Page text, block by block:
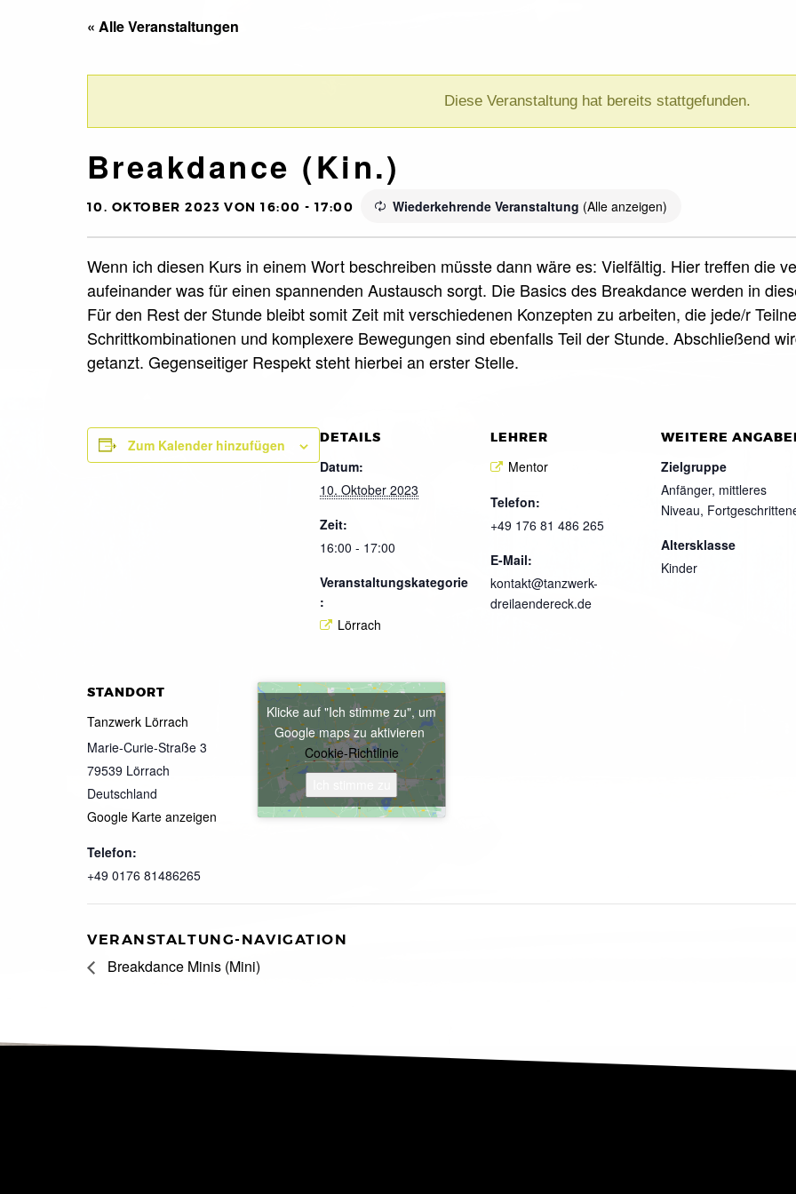
« Alle Veranstaltungen
Diese Veranstaltung hat bereits stattgefunden.
Breakdance (Kin.)
10. OKTOBER 2023 VON 16:00 - 17:00 Wiederkehrende Veranstaltung (Alle anzeigen)
Wenn ich diesen Kurs in einem Wort beschreiben müsste dann wäre es: Vielfältig. Hier treffen die
aufeinander was für einen spannenden Austausch sorgt. Die Basics des Breakdance werden in
Für den Rest der Stunde bleibt somit Zeit mit verschiedenen Konzepten zu arbeiten, die jede/r
Schrittkombinationen und komplexere Bewegungen sind ebenfalls Teil der Stunde. Abschließend
getanzt. Gegenseitiger Respekt steht hierbei an erster Stelle.
Zum Kalender hinzufügen DETAILS
Datum:
10. Oktober 2023
Zeit:
16:00 - 17:00
Veranstaltungskategorie
:
Lörrach
LEHRER
Mentor
Telefon:
+49 176 81 486 265
E-Mail:
kontakt@tanzwerk-
dreilaendereck.de
WEITERE
Zielgruppe
Anfänger, mittleres
Niveau,
Altersklasse
Kinder
STANDORT
Tanzwerk Lörrach
Marie-Curie-Straße 3
79539 Lörrach
Deutschland
Google Karte anzeigen
Telefon:
+49 0176 81486265
Klicke auf "Ich stimme zu", um
Google maps zu aktivieren
Cookie-Richtlinie
VERANSTALTUNG-NAVIGATION
Breakdance Minis (Mini)